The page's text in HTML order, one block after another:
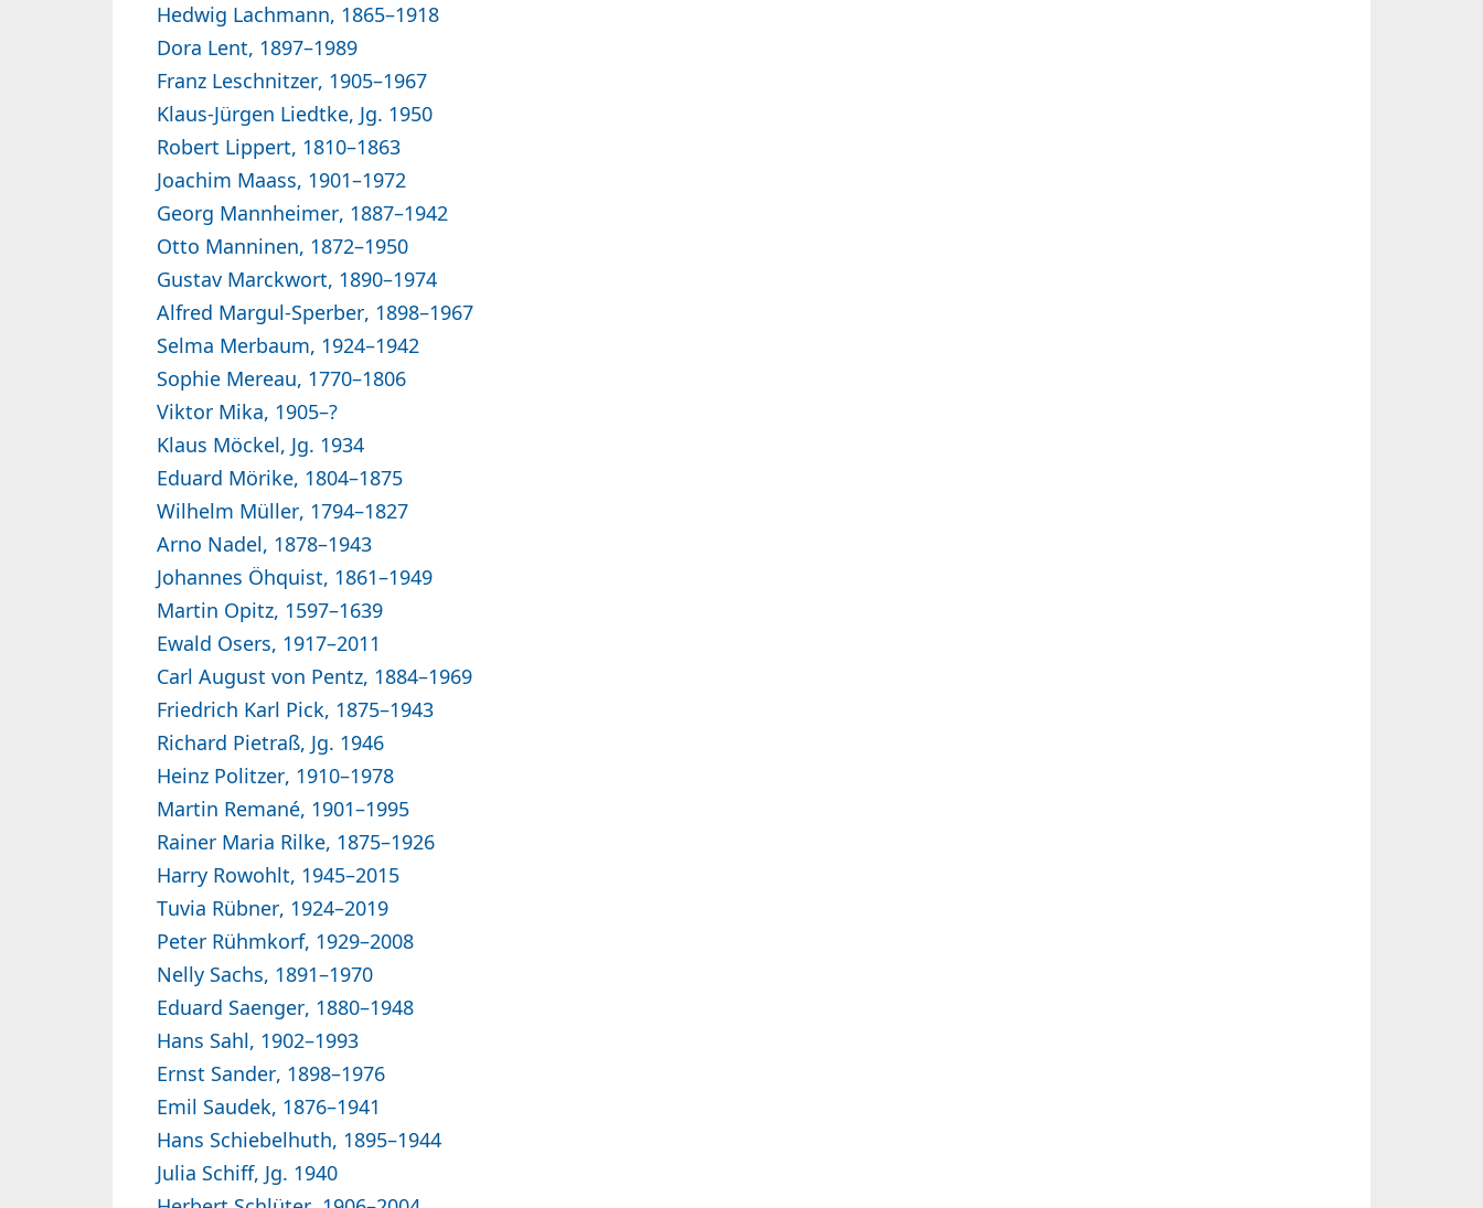
Hedwig Lachmann, 1865–1918
Dora Lent, 1897–1989
Franz Leschnitzer, 1905–1967
Klaus-Jürgen Liedtke, Jg. 1950
Robert Lippert, 1810–1863
Joachim Maass, 1901–1972
Georg Mannheimer, 1887–1942
Otto Manninen, 1872–1950
Gustav Marckwort, 1890–1974
Alfred Margul-Sperber, 1898–1967
Selma Merbaum, 1924–1942
Sophie Mereau, 1770–1806
Viktor Mika, 1905–?
Klaus Möckel, Jg. 1934
Eduard Mörike, 1804–1875
Wilhelm Müller, 1794–1827
Arno Nadel, 1878–1943
Johannes Öhquist, 1861–1949
Martin Opitz, 1597–1639
Ewald Osers, 1917–2011
Carl August von Pentz, 1884–1969
Friedrich Karl Pick, 1875–1943
Richard Pietraß, Jg. 1946
Heinz Politzer, 1910–1978
Martin Remané, 1901–1995
Rainer Maria Rilke, 1875–1926
Harry Rowohlt, 1945–2015
Tuvia Rübner, 1924–2019
Peter Rühmkorf, 1929–2008
Nelly Sachs, 1891–1970
Eduard Saenger, 1880–1948
Hans Sahl, 1902–1993
Ernst Sander, 1898–1976
Emil Saudek, 1876–1941
Hans Schiebelhuth, 1895–1944
Julia Schiff, Jg. 1940